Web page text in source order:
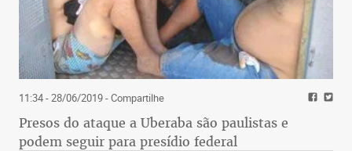
11:34 - 28/06/2019- Compartilhe
Presos do ataque a Uberaba são paulistas e
podem seguir para presídio federal